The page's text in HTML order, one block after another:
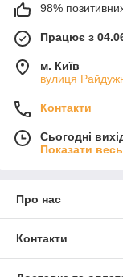
98% позитивних
Працює з
м. Київ
вулиця
Контакти
Сьогодні
Показати
Про нас
Контакти